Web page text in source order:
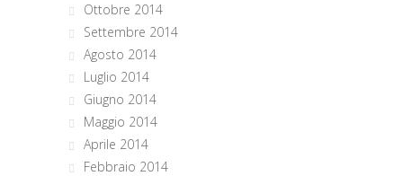
Ottobre 2014
Settembre 2014
Agosto 2014
Luglio 2014
Giugno 2014
Maggio 2014
Aprile 2014
Febbraio 2014